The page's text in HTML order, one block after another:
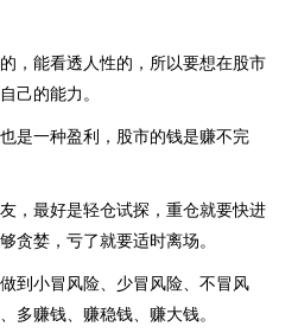
，能看透人性的，所以要想在股市
己的能力。
是一种盈利，股市的钱是赚不完
，最好是轻仓试探，重仓就要快进
贪婪，亏了就要适时离场。
到小冒风险、少冒风险、不冒风
多赚钱、赚稳钱、赚大钱。